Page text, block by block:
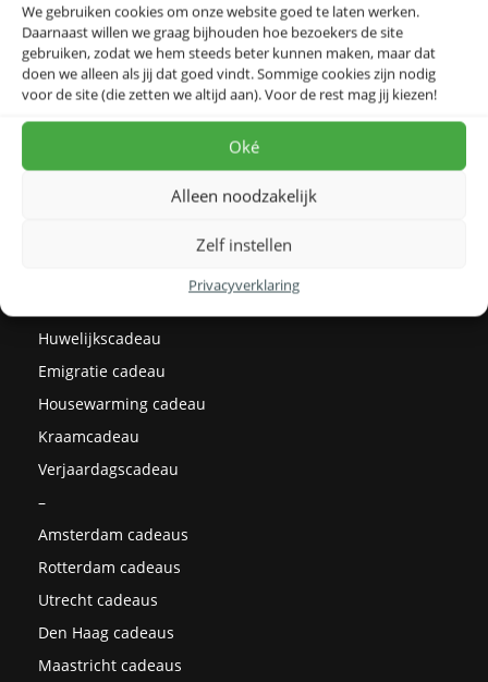
We gebruiken cookies om onze website goed te laten werken.
Daarnaast willen we graag bijhouden hoe bezoekers de site
gebruiken, zodat we hem steeds beter kunnen maken, maar dat
doen we alleen als jij dat goed vindt. Sommige cookies zijn nodig
voor de site (die zetten we altijd aan). Voor de rest mag jij kiezen!
Oké
Alleen noodzakelijk
Zelf instellen
Privacyverklaring
Klantenservice
Over Kunst in Kaart
Prijzen
Huwelijkscadeau
Emigratie cadeau
Housewarming cadeau
Kraamcadeau
Verjaardagscadeau
–
Amsterdam cadeaus
Rotterdam cadeaus
Utrecht cadeaus
Den Haag cadeaus
Maastricht cadeaus